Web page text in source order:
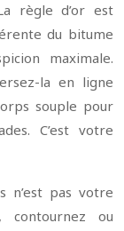
règle d’or est
du bitume
maximale.
la en ligne
souple pour
C’est votre
n’est pas votre
contournez ou